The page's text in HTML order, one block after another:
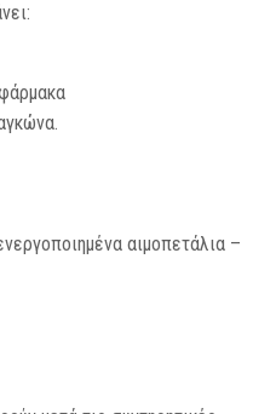
αιμοπετάλια –